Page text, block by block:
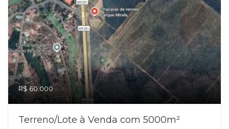
R$ 60.000
Terreno/Lote à Venda com 5000m²